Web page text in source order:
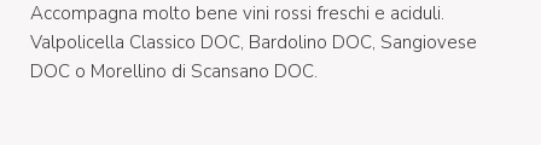
Accompagna molto bene vini rossi freschi e aciduli.
Valpolicella Classico DOC, Bardolino DOC, Sangiovese
DOC o Morellino di Scansano DOC.